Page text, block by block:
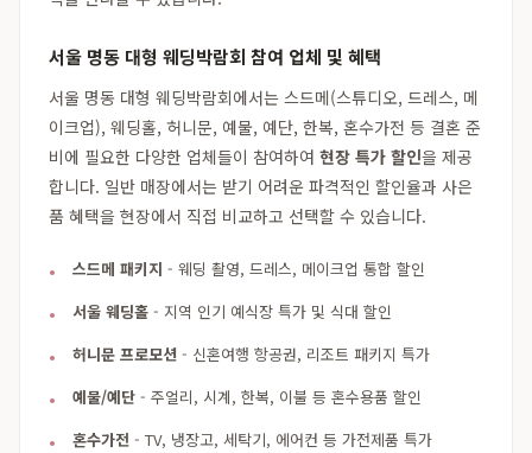
서울 명동 대형 웨딩박람회 참여 업체 및 혜택
서울 명동 대형 웨딩박람회에서는 스드메(스튜디오, 드레스, 메
이크업), 웨딩홀, 허니문, 예물, 예단, 한복, 혼수가전 등 결혼 준
비에 필요한 다양한 업체들이 참여하여 현장 특가 할인을 제공
합니다. 일반 매장에서는 받기 어려운 파격적인 할인율과 사은
품 혜택을 현장에서 직접 비교하고 선택할 수 있습니다.
스드메 패키지 - 웨딩 촬영, 드레스, 메이크업 통합 할인
서울 웨딩홀 - 지역 인기 예식장 특가 및 식대 할인
허니문 프로모션 - 신혼여행 항공권, 리조트 패키지 특가
예물/예단 - 주얼리, 시계, 한복, 이불 등 혼수용품 할인
혼수가전 - TV, 냉장고, 세탁기, 에어컨 등 가전제품 특가